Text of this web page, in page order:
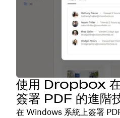
使用 Dropbox
簽署 PDF 的進階
在 Windows 系統上簽署